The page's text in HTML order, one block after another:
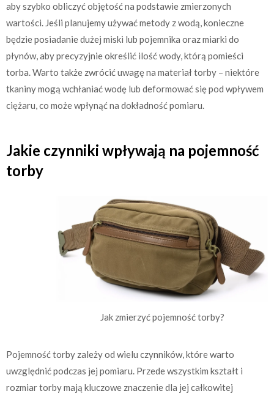
aby szybko obliczyć objętość na podstawie zmierzonych
wartości. Jeśli planujemy używać metody z wodą, konieczne
będzie posiadanie dużej miski lub pojemnika oraz miarki do
płynów, aby precyzyjnie określić ilość wody, którą pomieści
torba. Warto także zwrócić uwagę na materiał torby – niektóre
tkaniny mogą wchłaniać wodę lub deformować się pod wpływem
ciężaru, co może wpłynąć na dokładność pomiaru.
Jakie czynniki wpływają na pojemność
torby
Jak zmierzyć pojemność torby?
Pojemność torby zależy od wielu czynników, które warto
uwzględnić podczas jej pomiaru. Przede wszystkim kształt i
rozmiar torby mają kluczowe znaczenie dla jej całkowitej